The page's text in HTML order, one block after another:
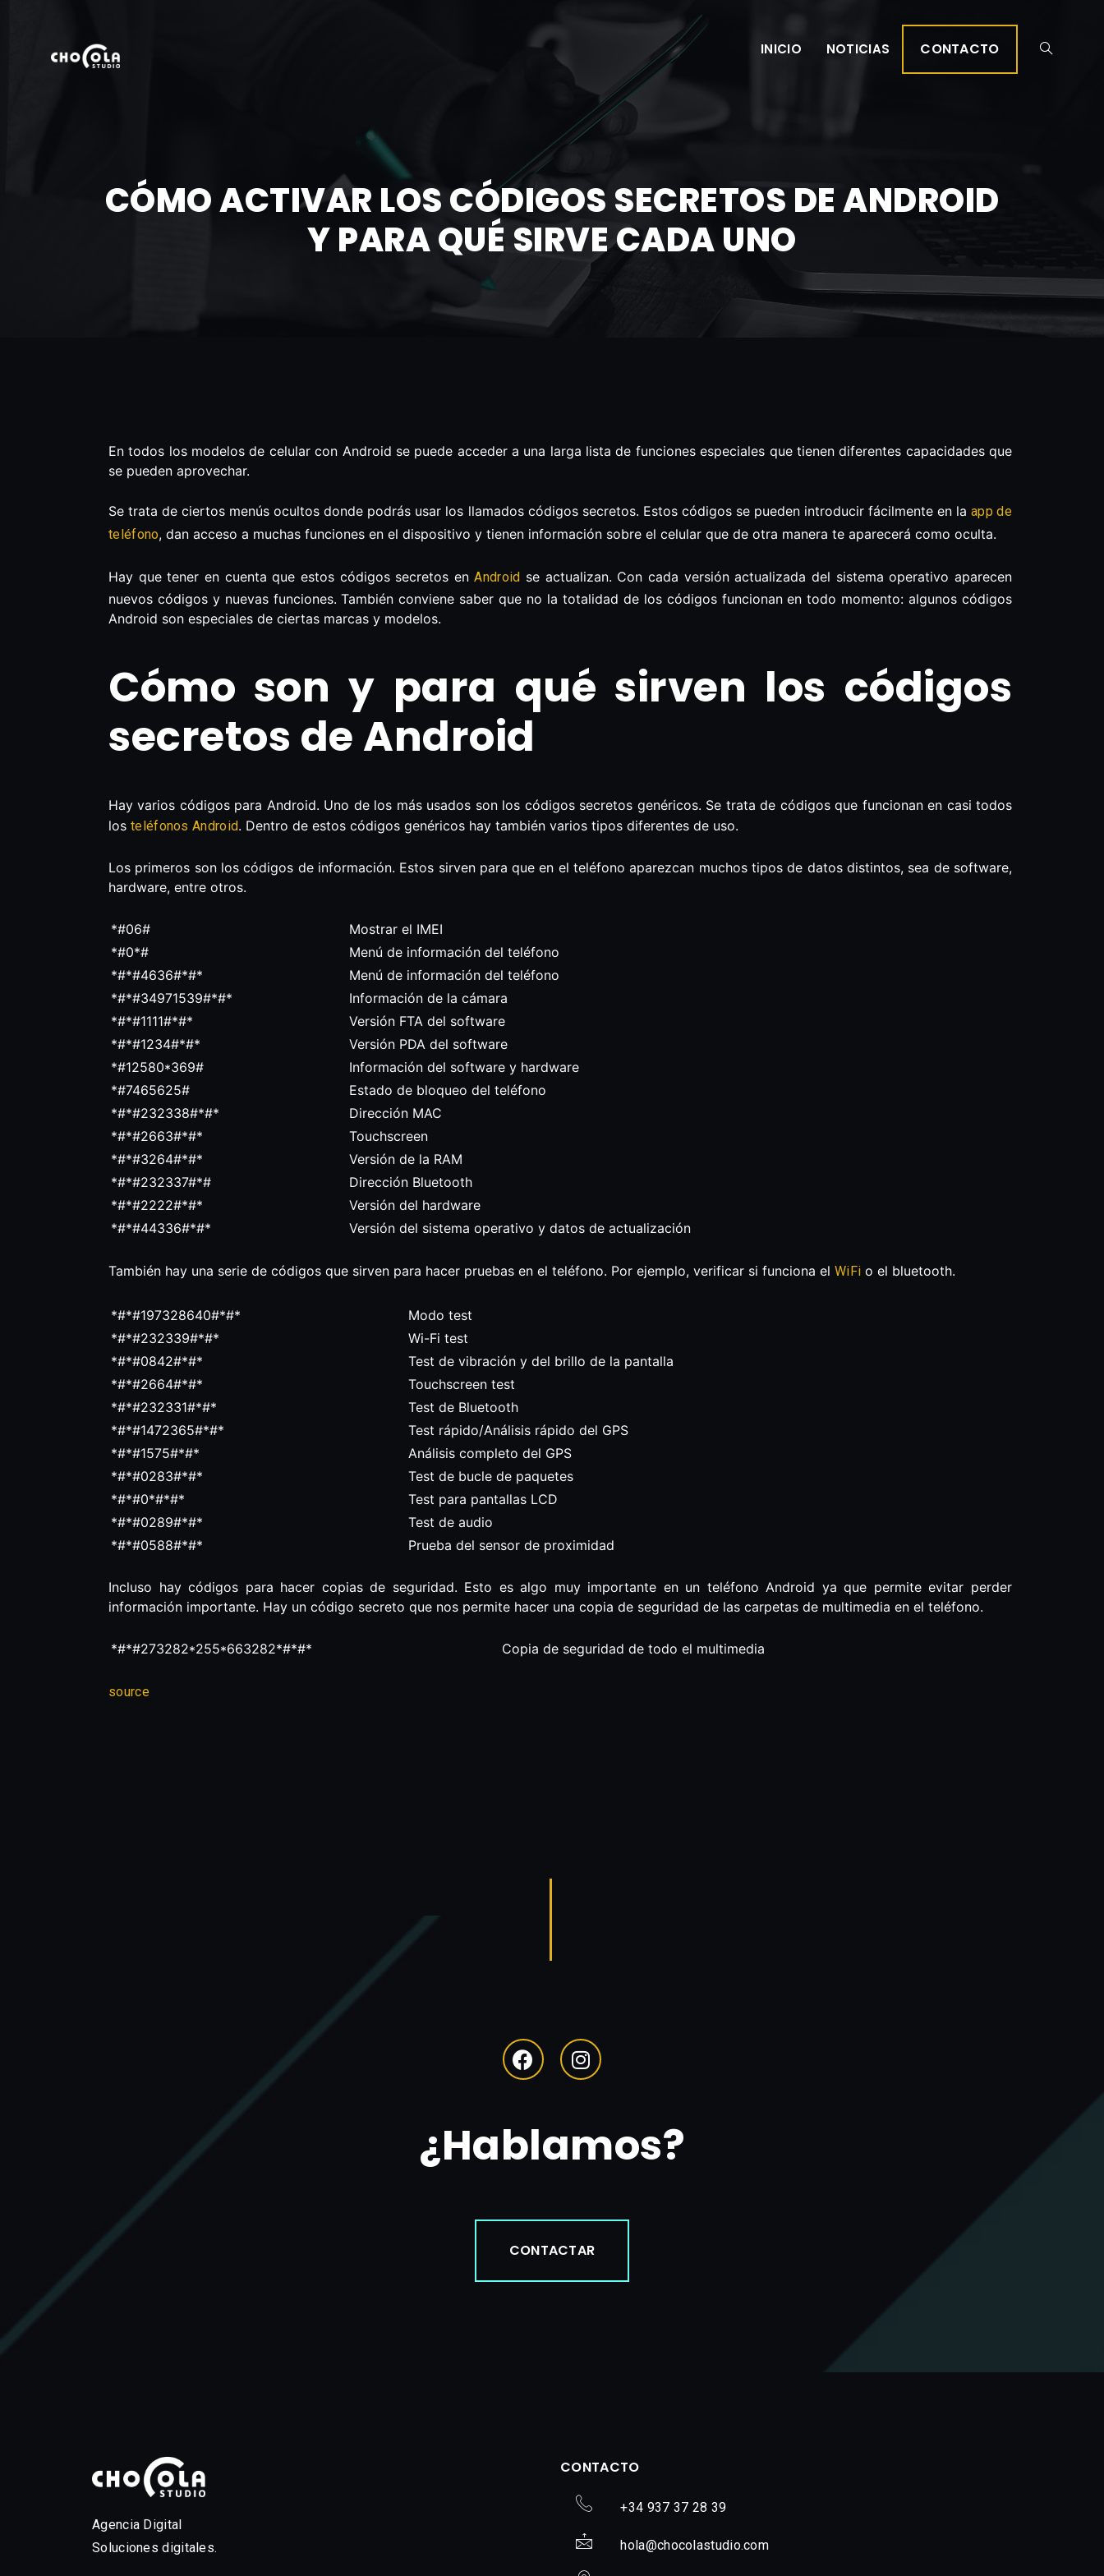
INICIO NOTICIAS CONTACTO
CÓMO ACTIVAR LOS CÓDIGOS SECRETOS DE ANDROID
Y PARA QUÉ SIRVE CADA UNO
En todos los modelos de celular con Android se puede acceder a una larga lista de funciones especiales que tienen diferentes capacidades que
se pueden aprovechar.
Se trata de ciertos menús ocultos donde podrás usar los llamados códigos secretos. Estos códigos se pueden introducir fácilmente en laapp de
teléfono, dan acceso a muchas funciones en el dispositivo y tienen información sobre el celular que de otra manera te aparecerá como oculta.
Hay que tener en cuenta que estos códigos secretos enAndroid se actualizan. Con cada versión actualizada del sistema operativo aparecen
nuevos códigos y nuevas funciones. También conviene saber que no la totalidad de los códigos funcionan en todo momento: algunos códigos
Android son especiales de ciertas marcas y modelos.
Cómo son y para qué sirven los códigos
secretos de Android
Hay varios códigos para Android. Uno de los más usados son los códigos secretos genéricos. Se trata de códigos que funcionan en casi todos
los teléfonos Android. Dentro de estos códigos genéricos hay también varios tipos diferentes de uso.
Los primeros son los códigos de información. Estos sirven para que en el teléfono aparezcan muchos tipos de datos distintos, sea de software,
hardware, entre otros.
*#06#
Mostrar el IMEI
*#0*#
Menú de información del teléfono
*#*#4636#*#*
Menú de información del teléfono
*#*#34971539#*#*
Información de la cámara
*#*#1111#*#*
Versión FTA del software
*#*#1234#*#*
Versión PDA del software
*#12580*369#
Información del software y hardware
*#7465625#
Estado de bloqueo del teléfono
*#*#232338#*#*
Dirección MAC
*#*#2663#*#*
Touchscreen
*#*#3264#*#*
Versión de la RAM
*#*#232337#*#
Dirección Bluetooth
*#*#2222#*#*
Versión del hardware
*#*#44336#*#*
Versión del sistema operativo y datos de actualización
También hay una serie de códigos que sirven para hacer pruebas en el teléfono. Por ejemplo, verificar si funciona el WiFi o el bluetooth.
*#*#197328640#*#*
Modo test
*#*#232339#*#*
Wi-Fi test
*#*#0842#*#*
Test de vibración y del brillo de la pantalla
*#*#2664#*#*
Touchscreen test
*#*#232331#*#*
Test de Bluetooth
*#*#1472365#*#*
Test rápido/Análisis rápido del GPS
*#*#1575#*#*
Análisis completo del GPS
*#*#0283#*#*
Test de bucle de paquetes
*#*#0*#*#*
Test para pantallas LCD
*#*#0289#*#*
Test de audio
*#*#0588#*#*
Prueba del sensor de proximidad
Incluso hay códigos para hacer copias de seguridad. Esto es algo muy importante en un teléfono Android ya que permite evitar perder
información importante. Hay un código secreto que nos permite hacer una copia de seguridad de las carpetas de multimedia en el teléfono.
*#*#273282*255*663282*#*#* Copia de seguridad de todo el multimedia
source
¿Hablamos?
CONTACTAR
Agencia Digital
Soluciones digitales.
CONTACTO
+34 937 37 28 39
hola@chocolastudio.com